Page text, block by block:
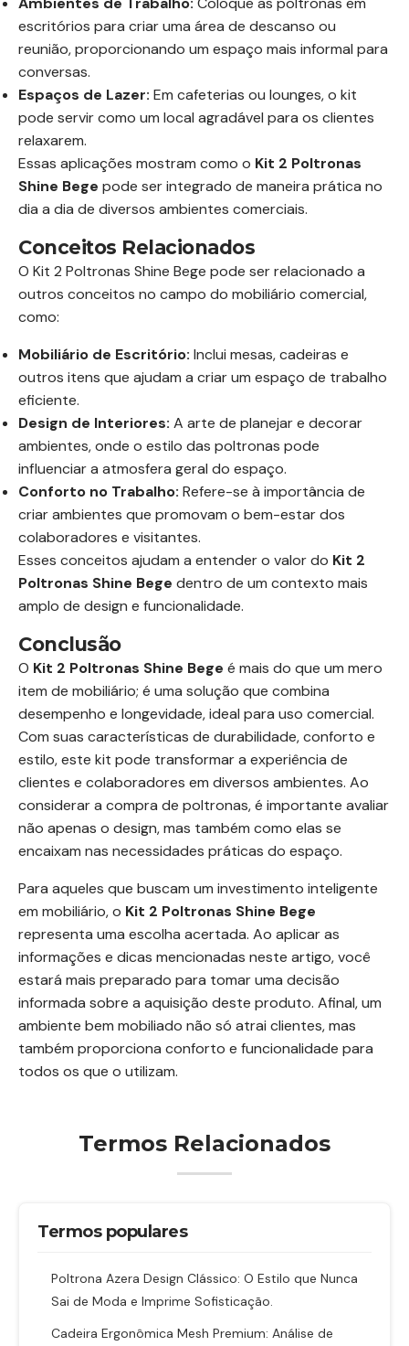
escritórios para criar uma área de descanso ou
reunião, proporcionando um espaço mais informal para
conversas.
Espaços de Lazer: Em cafeterias ou lounges, o kit
pode servir como um local agradável para os clientes
relaxarem.
Essas aplicações mostram como o Kit 2 Poltronas
Shine Bege pode ser integrado de maneira prática no
dia a dia de diversos ambientes comerciais.
Conceitos Relacionados
O Kit 2 Poltronas Shine Bege pode ser relacionado a
outros conceitos no campo do mobiliário comercial,
como:
Mobiliário de Escritório: Inclui mesas, cadeiras e
outros itens que ajudam a criar um espaço de trabalho
eficiente.
Design de Interiores: A arte de planejar e decorar
ambientes, onde o estilo das poltronas pode
influenciar a atmosfera geral do espaço.
Conforto no Trabalho: Refere-se à importância de
criar ambientes que promovam o bem-estar dos
colaboradores e visitantes.
Esses conceitos ajudam a entender o valor do Kit 2
Poltronas Shine Bege dentro de um contexto mais
amplo de design e funcionalidade.
Conclusão
O Kit 2 Poltronas Shine Bege é mais do que um mero
item de mobiliário; é uma solução que combina
desempenho e longevidade, ideal para uso comercial.
Com suas características de durabilidade, conforto e
estilo, este kit pode transformar a experiência de
clientes e colaboradores em diversos ambientes. Ao
considerar a compra de poltronas, é importante avaliar
não apenas o design, mas também como elas se
encaixam nas necessidades práticas do espaço.
Para aqueles que buscam um investimento inteligente
em mobiliário, o Kit 2 Poltronas Shine Bege
representa uma escolha acertada. Ao aplicar as
informações e dicas mencionadas neste artigo, você
estará mais preparado para tomar uma decisão
informada sobre a aquisição deste produto. Afinal, um
ambiente bem mobiliado não só atrai clientes, mas
também proporciona conforto e funcionalidade para
todos os que o utilizam.
Termos Relacionados
Termos populares
Poltrona Azera Design Clássico: O Estilo que Nunca
Sai de Moda e Imprime Sofisticação.
Cadeira Ergonômica Mesh Premium: Análise de